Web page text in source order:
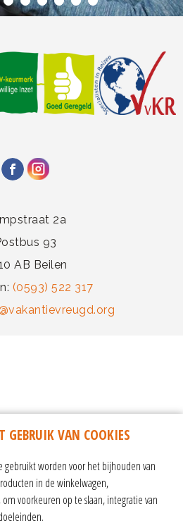
2a
93
AB Beilen
(0593) 522 317
GEBRUIK VAN COOKIES
gebruikt worden voor het bijhouden van
in de winkelwagen,
voorkeuren op te slaan, integratie van